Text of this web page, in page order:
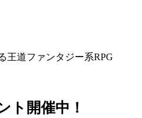
王道ファンタジー系RPG
ト開催中！